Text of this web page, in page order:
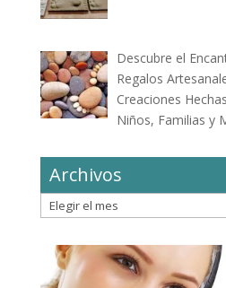
Descubre el
Regalos
Creaciones
Niños, Familias y
Archivos
Archivos